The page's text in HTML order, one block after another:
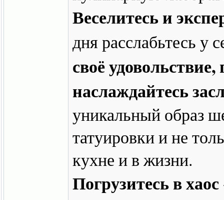
Веселитесь и
дня расслабьтесь у
своё
наслаждайтесь
уникальный образ
татуировки и не
кухне и в жизни.
Погрузитесь в хаос